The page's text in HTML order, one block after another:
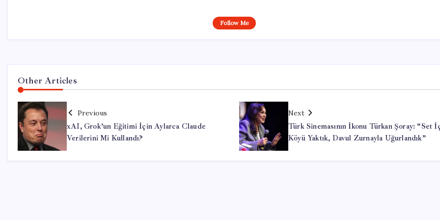
Follow Me
Other Articles
Previous
xAI, Grok’un Eğitimi İçin Aylarca Claude
Verilerini Mi Kullandı?
Next
Türk Sinemasının İkonu Türkan Şoray: “Set
Köyü Yaktık, Davul Zurnayla Uğurlandık”